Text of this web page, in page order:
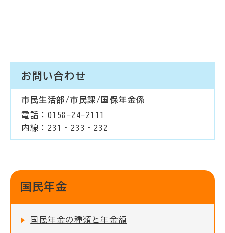
お問い合わせ
市民生活部/市民課/国保年金係
電話：0158-24-2111
内線：231・233・232
国民年金
国民年金の種類と年金額